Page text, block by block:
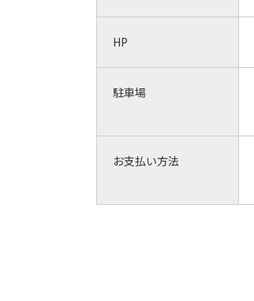
HP
駐車場
お支払い方法